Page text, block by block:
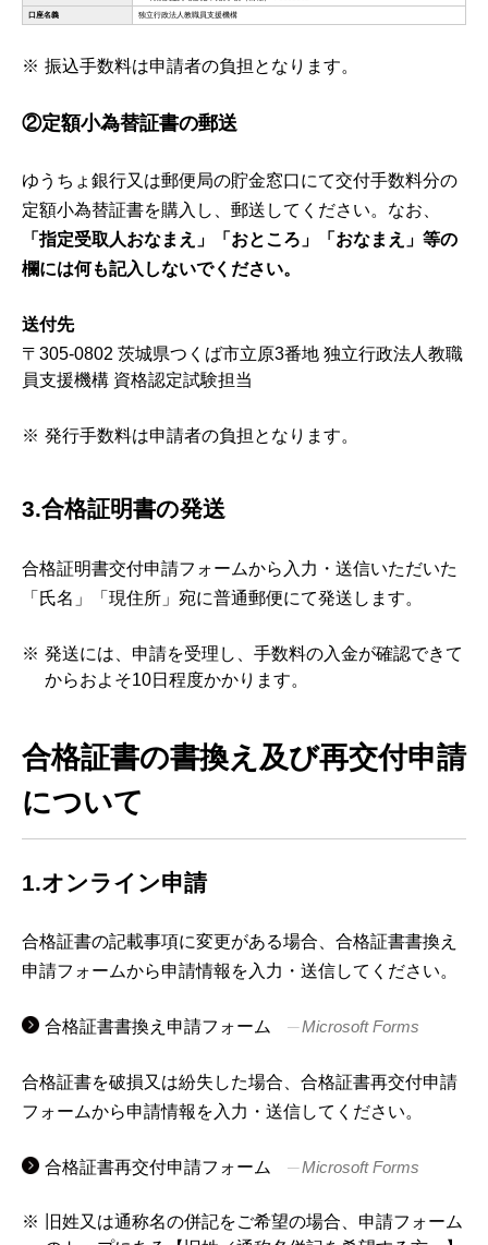
振込手数料は申請者の負担となります。
②定額小為替証書の郵送
ゆうちょ銀行又は郵便局の貯金窓口にて交付手数料分の
定額小為替証書を購入し、郵送してください。なお、
「指定受取人おなまえ」「おところ」「おなまえ」等の
欄には何も記入しないでください。
送付先
〒305-0802 茨城県つくば市立原3番地 独立行政法人教職
員支援機構 資格認定試験担当
発行手数料は申請者の負担となります。
3.合格証明書の発送
合格証明書交付申請フォームから入力・送信いただいた
「氏名」「現住所」宛に普通郵便にて発送します。
発送には、申請を受理し、手数料の入金が確認できて
からおよそ10日程度かかります。
合格証書の書換え及び再交付申請
について
1.オンライン申請
合格証書の記載事項に変更がある場合、合格証書書換え
申請フォームから申請情報を入力・送信してください。
合格証書書換え申請フォーム Microsoft Forms
合格証書を破損又は紛失した場合、合格証書再交付申請
フォームから申請情報を入力・送信してください。
合格証書再交付申請フォーム Microsoft Forms
旧姓又は通称名の併記をご希望の場合、申請フォーム